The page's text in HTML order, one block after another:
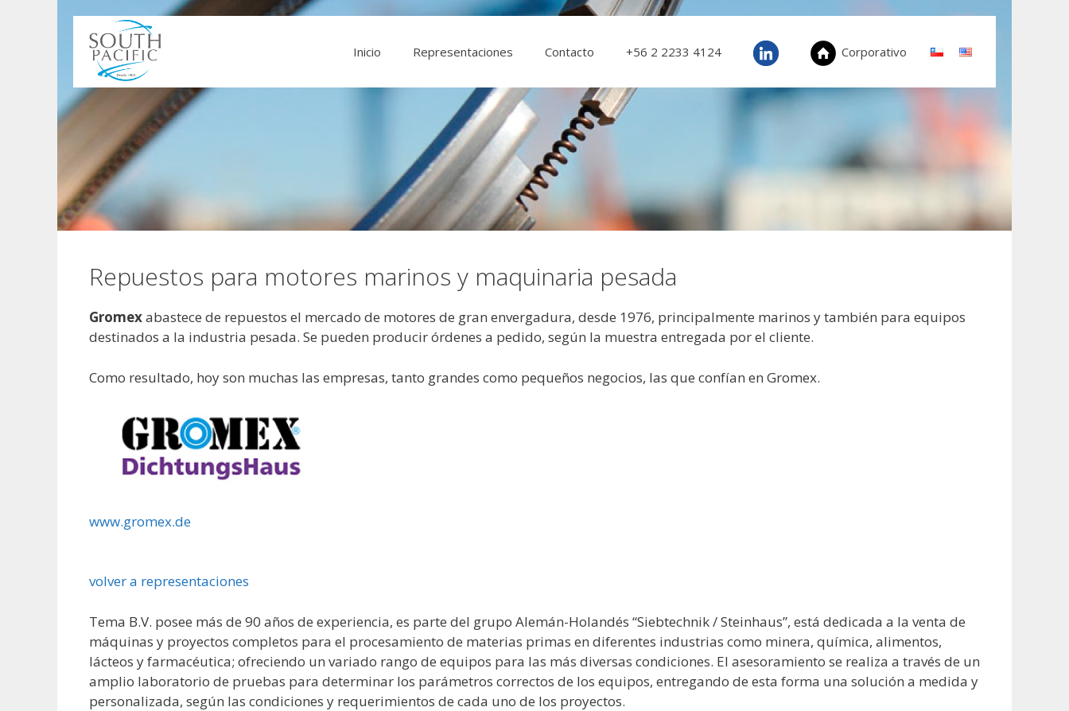
Inicio Representaciones Contacto +56 2 2233 4124 in Corporativo
Repuestos para motores marinos y maquinaria pesada
Gromexabastece de repuestos el mercado de motores de gran envergadura, desde 1976, principalmente marinos y también para equipos
destinados a la industria pesada. Se pueden producir órdenes a pedido, según la muestra entregada por el cliente.
Como resultado, hoy son muchas las empresas, tanto grandes como pequeños negocios, las que confían en Gromex.
www.gromex.de
volver a representaciones
Tema B.V. posee más de 90 años de experiencia, es parte del grupo Alemán-Holandés “Siebtechnik / Steinhaus”, está dedicada a la venta de
máquinas y proyectos completos para el procesamiento de materias primas en diferentes industrias como minera, química, alimentos,
lácteos y farmacéutica; ofreciendo un variado rango de equipos para las más diversas condiciones. El asesoramiento se realiza a través de un
amplio laboratorio de pruebas para determinar los parámetros correctos de los equipos, entregando de esta forma una solución a medida y
personalizada, según las condiciones y requerimientos de cada uno de los proyectos.